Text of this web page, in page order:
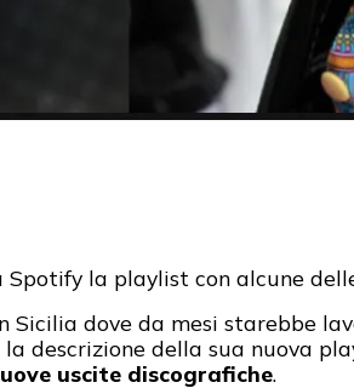
la playlist con alcune
Sicilia dove da mesi starebbe
descrizione della sua nuova
uscite discografiche.